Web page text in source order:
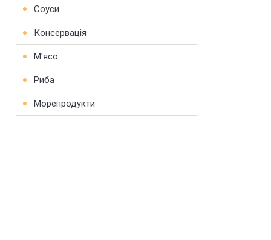
Соуси
Консервація
М'ясо
Риба
Морепродукти